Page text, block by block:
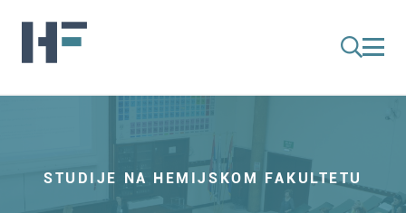
STUDIJE NA HEMIJSKOM FAKULTETU